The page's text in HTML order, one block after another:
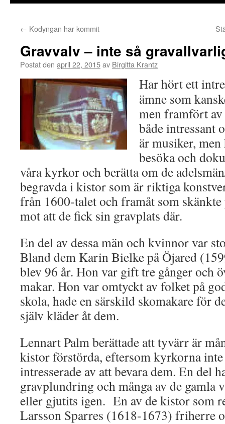
← Kodyngan har kommit
Gravvalv – inte så
Postat den april 22, 2015av Birgitta Krantz
Har hört ett
ämne som
men framfört
både intressant
är musiker,
besöka och
våra kyrkor och berätta om de
begravda i kistor som är riktiga
från 1600-talet och framåt som
mot att de fick sin gravplats där.
En del av dessa män och kvinnor var
Bland dem Karin Bielke på Öjared
blev 96 år. Hon var gift tre gånger och
makar. Hon var omtyckt av folket på
skola, hade en särskild skomakare för
själv kläder åt dem.
Lennart Palm berättade att tyvärr är
kistor förstörda, eftersom kyrkorna
intresserade av att bevara dem. En del
gravplundring och många av de gamla
eller gjutits igen. En av de kistor som
Larsson Sparres (1618-1673) friherre